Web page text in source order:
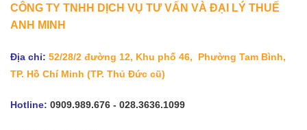
CÔNG TY TNHH DỊCH VỤ TƯ VẤN VÀ ĐẠI LÝ THUẾ
ANH MINH
Địa chỉ: 52/28/2 đường 12, Khu phố 46, Phường Tam Bình,
TP. Hồ Chí Minh (TP. Thủ Đức cũ)
Hotline: 0909.989.676 - 028.3636.1099